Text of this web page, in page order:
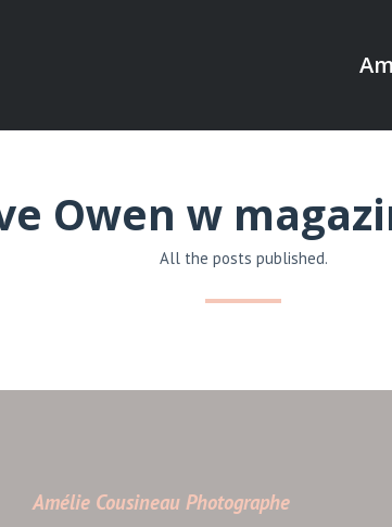
Owen w
All the posts published.
Amélie Cousineau Photographe